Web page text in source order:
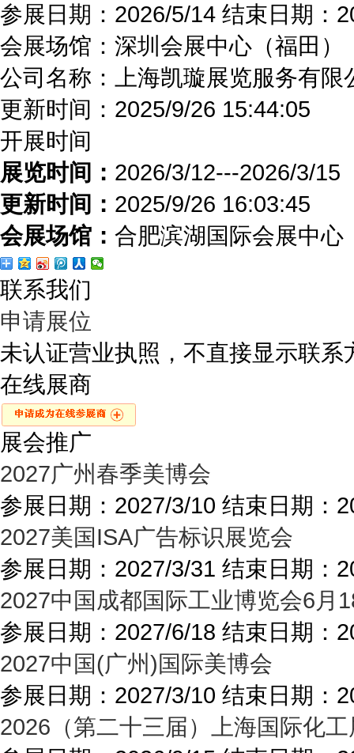
参展日期： 2026/5/14 结束日期：
会展场馆： 深圳会展中心（福田）
公司名称：上海凯璇展览服务有限
更新时间： 2025/9/26 15:44:05
开展时间
展览时间： 2026/3/12---2026/3/15
更新时间： 2025/9/26 16:03:45
会展场馆： 合肥滨湖国际会展中心
联系我们
申请展位
未认证营业执照，不直接显示联
在线展商
展会推广
2027广州春季美博会
参展日期： 2027/3/10 结束日期：
2027美国ISA广告标识展览会
参展日期： 2027/3/31 结束日期：
2027中国成都国际工业博览会6月
参展日期： 2027/6/18 结束日期：
2027中国(广州)国际美博会
参展日期： 2027/3/10 结束日期：
2026（第二十三届）上海国际化